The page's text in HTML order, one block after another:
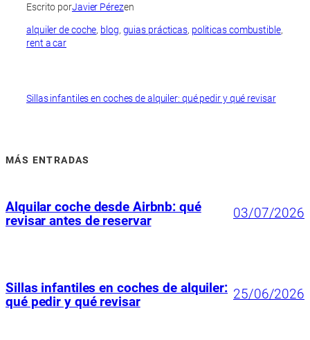
Escrito porJavier Pérezen
alquiler de coche, blog, guias prácticas, politicas combustible
rent a car
Sillas infantiles en coches de alquiler: qué pedir y qué revisar
MÁS ENTRADAS
Alquilar coche desde Airbnb: qué
revisar antes de reservar
03/07/2026
Sillas infantiles en coches de alquiler:
qué pedir y qué revisar
25/06/2026